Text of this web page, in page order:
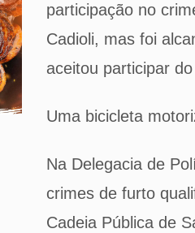
participação no
Cadioli, mas foi
aceitou participar
Uma bicicleta
Na Delegacia de
crimes de furto
Cadeia Pública de